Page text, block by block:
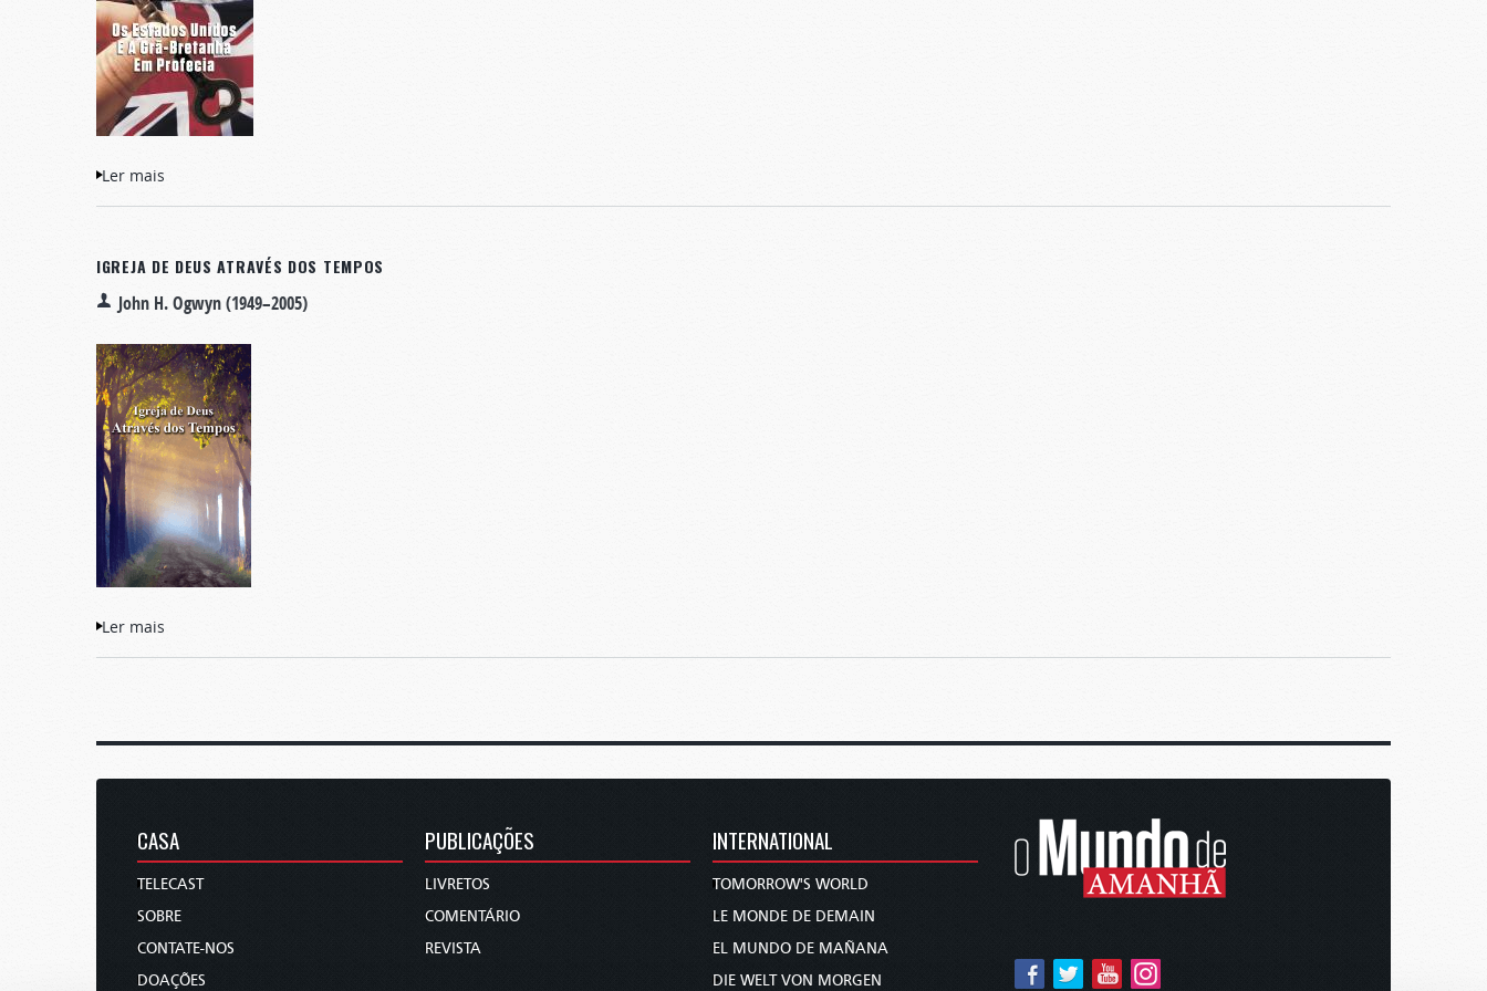
Ler mais
IGREJA DE DEUS ATRAVÉS DOS TEMPOS
John H. Ogwyn (1949–2005)
Ler mais
CASA
TELECAST
SOBRE
CONTATE-NOS
DOAÇÕES
PUBLICAÇÕES
LIVRETOS
COMENTÁRIO
REVISTA
INTERNATIONAL
TOMORROW'S WORLD
LE MONDE DE DEMAIN
EL MUNDO DE MAÑANA
DIE WELT VON MORGEN